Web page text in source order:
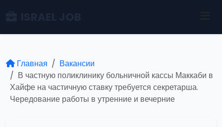
Главная
Вакансии
В частную поликлинику больничной кассы Маккаби в
Хайфе на частичную ставку требуется секретарша.
Чередование работы в утренние и вечерние